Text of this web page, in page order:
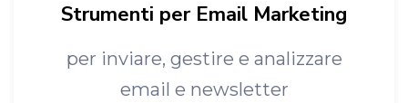
Strumenti per Email Marketing
per inviare, gestire e analizzare
email e newsletter